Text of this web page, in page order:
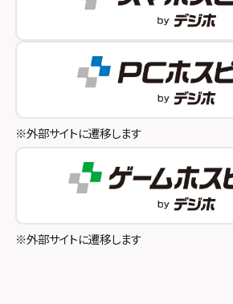
スマホスピタルオリナス錦糸町
スマホスピタル テルル成増
スマホスピタル池袋
スマホスピタル八王子
スマホスピタル町田
スマホスピタル吉祥寺
スマホスピタル立川
スマホスピタル伊丹
スマホスピタル奈良生駒
スマホスピタル和歌山
※外部サイトに遷移します
※外部サイトに遷移します